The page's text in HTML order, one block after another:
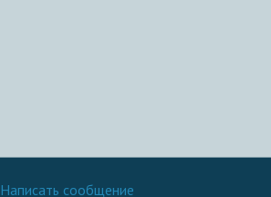
Написать сообщение